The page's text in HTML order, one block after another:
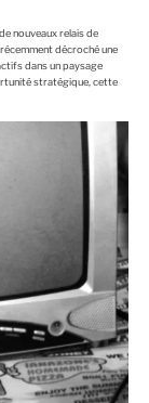
nouveaux relais de
décroché une
dans un paysage
stratégique, cette